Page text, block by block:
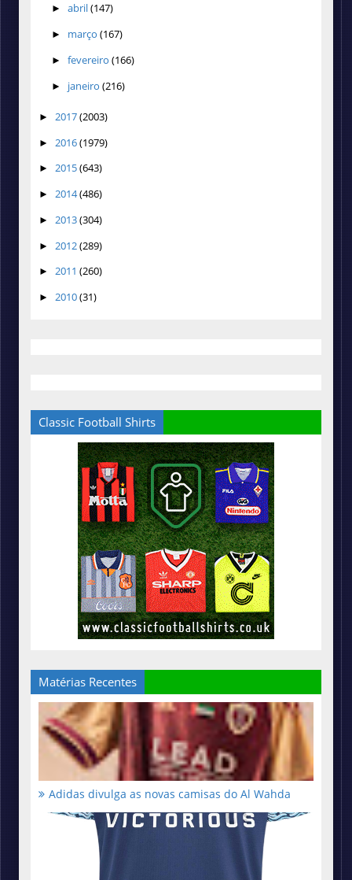
► abril(147)
► março (167)
► fevereiro (166)
► janeiro (216)
► 2017(2003)
► 2016(1979)
► 2015(643)
► 2014(486)
► 2013(304)
► 2012(289)
► 2011 (260)
► 2010(31)
Classic Football Shirts
Matérias Recentes
Adidas divulga as novas camisas do Al Wahda